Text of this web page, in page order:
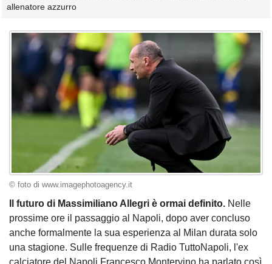
allenatore azzurro
© foto di www.imagephotoagency.it
Il futuro di Massimiliano Allegri è ormai definito. Nelle
prossime ore il passaggio al Napoli, dopo aver concluso
anche formalmente la sua esperienza al Milan durata solo
una stagione. Sulle frequenze di Radio TuttoNapoli, l'ex